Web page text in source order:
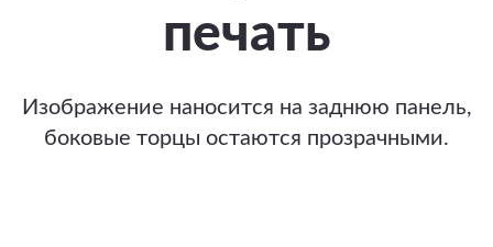
печать
Изображение наносится на заднюю панель,
боковые торцы остаются прозрачными.